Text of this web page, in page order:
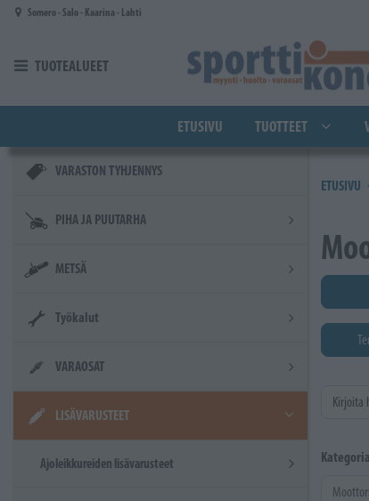
Siirry pääsisältöön
Somero - Salo - Kaarina - Lahti
TUOTEALUEET
ETUSIVU TUOTTEET
VARASTON TYHJENNYS
PIHA JA PUUTARHA
METSÄ
Työkalut
VARAOSAT
LISÄVARUSTEET
Ajoleikkureiden lisävarusteet
ETUSIVU
Kirjoita
Kategoria